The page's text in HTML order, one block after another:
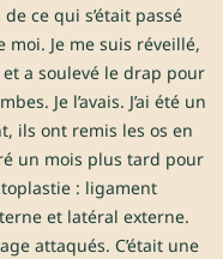
ce qui s’était passé
moi. Je me suis réveillé,
a soulevé le drap pour
Je l’avais. J’ai été un
ils ont remis les os en
un mois plus tard pour
: ligament
et latéral externe.
attaqués. C’était une